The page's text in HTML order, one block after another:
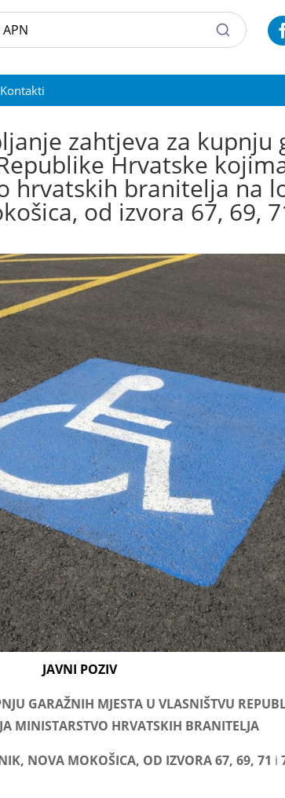
Kontakti
zahtjeva za kupnju
Hrvatske
hrvatskih branitelja na
od izvora 67, 69,
JAVNI POZIV
GARAŽNIH MJESTA U VLASNIŠTVU
MINISTARSTVO HRVATSKIH BRANITELJA
NOVA MOKOŠICA, OD IZVORA 67, 69, 71 i